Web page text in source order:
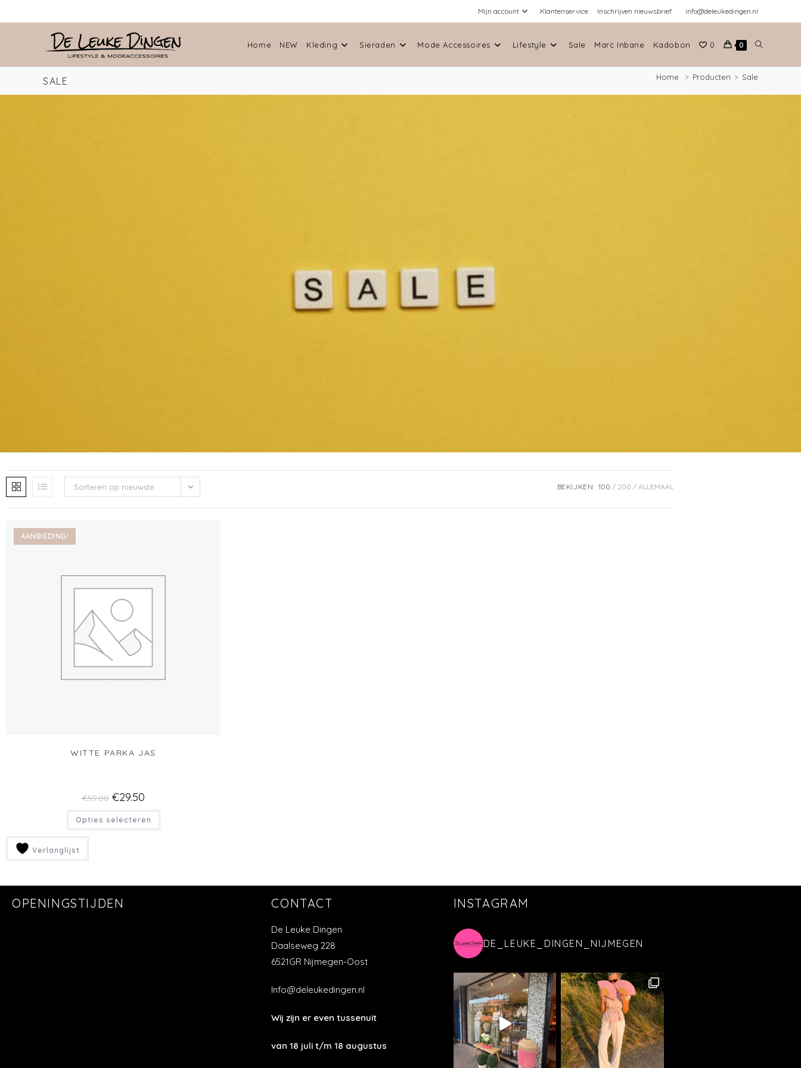
Mijn account Klantenservice Inschrijven nieuwsbrief info@deleukedingen.nl
Home NEW Kleding Sieraden Mode Accessoires Lifestyle Sale Marc Inbane Kadobon 0 0
SALE Home > Producten > Sale
Sorteren op nieuwste BEKIJKEN: 100 200 ALLEMAAL
AANBIEDING!
WITTE PARKA JAS
€59.00 €29.50
Opties selecteren
Verlanglijst
OPENINGSTIJDEN CONTACT
De Leuke Dingen
Daalseweg 228
6521GR Nijmegen-Oost
Info@deleukedingen.nl
Wij zijn er even tussenuit
van 18 juli t/m 18 augustus
INSTAGRAM
DE_LEUKE_DINGEN_NIJMEGEN